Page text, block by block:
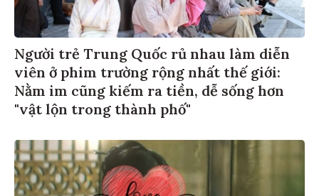
Người trẻ Trung Quốc rủ nhau làm diễn
viên ở phim trường rộng nhất thế giới:
Nằm im cũng kiếm ra tiền, dễ sống hơn
"vật lộn trong thành phố"